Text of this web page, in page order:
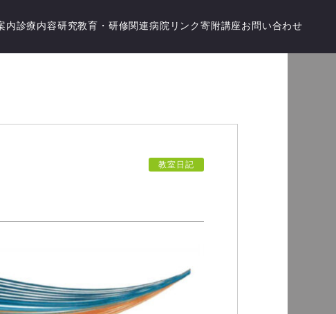
内診療内容研究教育・研修関連病院 リンク 寄附講座 お問い合わせ
教室日記